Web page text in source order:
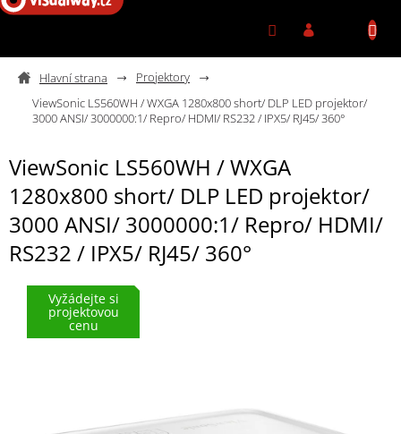
Přejít na obsah
Projektory
ViewSonic LS560WH / WXGA 1280x800 short/ DLP LED projektor/
3000 ANSI/ 3000000:1/ Repro/ HDMI/ RS232 / IPX5/ RJ45/ 360°
ViewSonic LS560WH / WXGA
1280x800 short/ DLP LED projektor/
3000 ANSI/ 3000000:1/ Repro/ HDMI/
RS232 / IPX5/ RJ45/ 360°
Vyžádejte si
projektovou
cenu